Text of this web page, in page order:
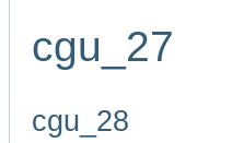
cgu_27
cgu_28